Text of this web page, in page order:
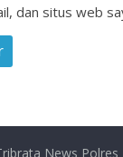
dan situs web
News Polres